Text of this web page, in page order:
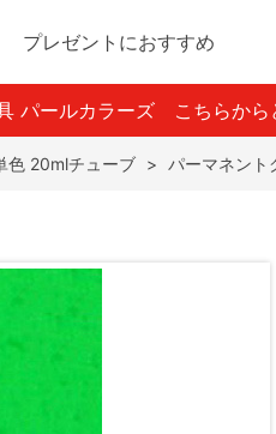
プレゼントにおすすめ
パールカラーズ こちらか
色 20mlチューブ > パーマネント